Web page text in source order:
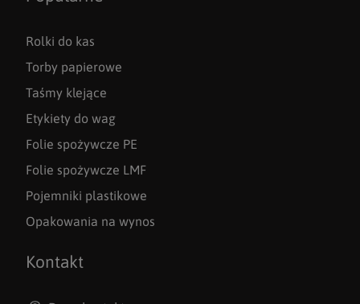
Rolki do kas
Torby papierowe
Taśmy klejące
Etykiety do wag
Folie spożywcze PE
Folie spożywcze LMF
Pojemniki plastikowe
Opakowania na wynos
Kontakt